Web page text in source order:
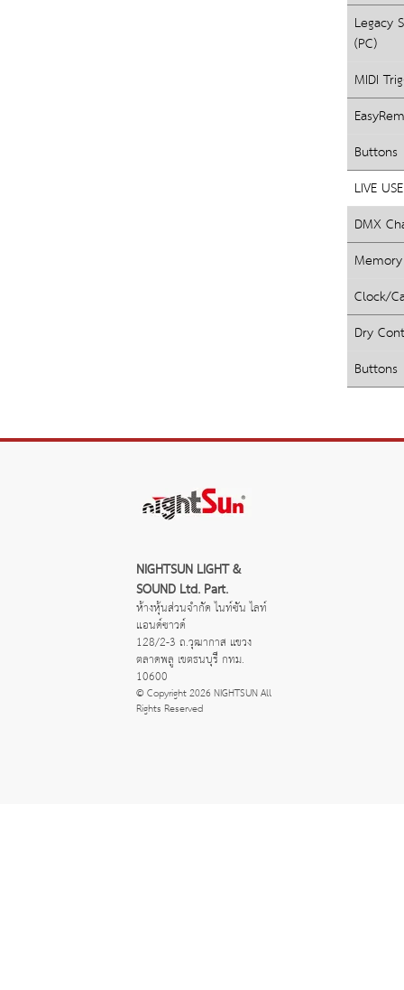
Legacy
(PC)
MIDI
Buttons
LIVE USE
DMX
Memory
Clock/
Dry
Buttons
NIGHTSUN LIGHT &
SOUND Ltd. Part.
ห้างหุ้นส่วนจำกัด ไนท์ซัน ไลท์
แอนด์ซาวด์
128/2-3 ถ.วุฒากาส แขวง
ตลาดพลู เขตธนบุรี กทม.
10600
© Copyright 2026 NIGHTSUN All
Rights Reserved